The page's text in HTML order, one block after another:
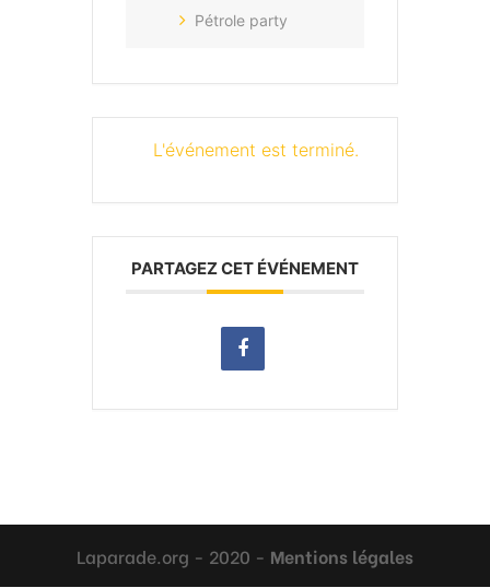
Pétrole party
L'événement est terminé.
PARTAGEZ CET ÉVÉNEMENT
Laparade.org - 2020 - Mentions légales